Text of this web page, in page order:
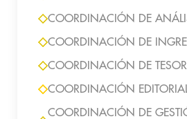
COORDINACIÓN DE
COORDINACIÓN DE
COORDINACIÓN DE
COORDINACIÓN
COORDINACIÓN DE